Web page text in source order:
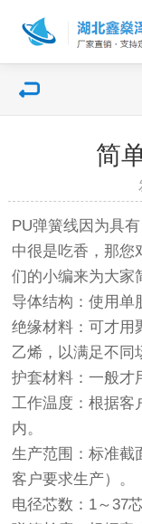
简
PU弹簧线因为具
中很是吃香，那您
们的小编来为大家
导体结构：使用单
绝缘材料：可才用
乙烯，以满足不同
护套材料：一般才
工作温度：根据客
内。
生产范围：标准截
客户要求生产）。
电径芯数：1～37